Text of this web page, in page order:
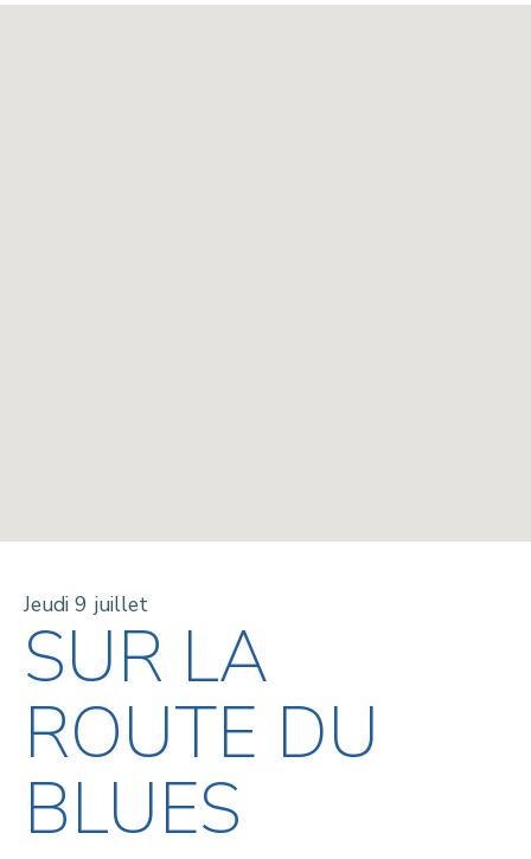
Jeudi 9 juillet
SUR LA
ROUTE DU
BLUES